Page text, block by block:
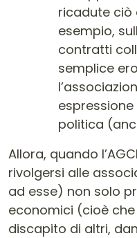
ricadute ciò
esempio,
contratti
semplice
politica
Allora, quando
rivolgersi alle
ad esse) non solo
economici (cioè
discapito di altri,